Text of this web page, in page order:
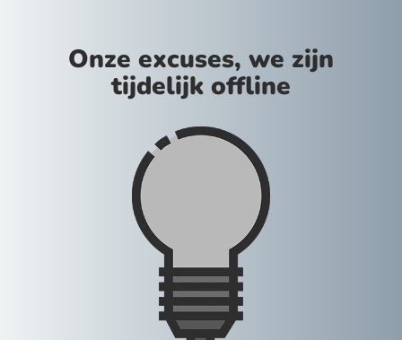
Onze excuses, we zijn
tijdelijk offline